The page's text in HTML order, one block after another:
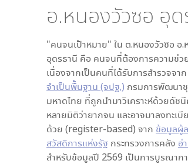
อ.หนองวัวซอ อุด
"คนจนเป้าหมาย" ใน ต.หนองวัวซอ อ.
อุดรธานี คือ คนจนที่ต้องการความช่ว
เนื่องจากเป็นคนที่ได้รับการสำรวจจาก
จำเป็นพื้นฐาน (จปฐ.) กรมการพัฒนา
มหาดไทย ที่ถูกนำมาวิเคราะห์ด้วยดัช
หลายมิติว่ายากจน และอาจมาลงทะเ
ด้วย (register-based) จาก ข้อมูลผู้
สวัสดิการแห่งรัฐ กระทรวงการคลัง อ่
สำหรับข้อมูลปี 2569 เป็นการบูรณากา